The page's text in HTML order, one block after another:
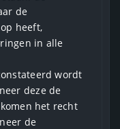
de
heeft,
in alle
wordt
deze de
het recht
de